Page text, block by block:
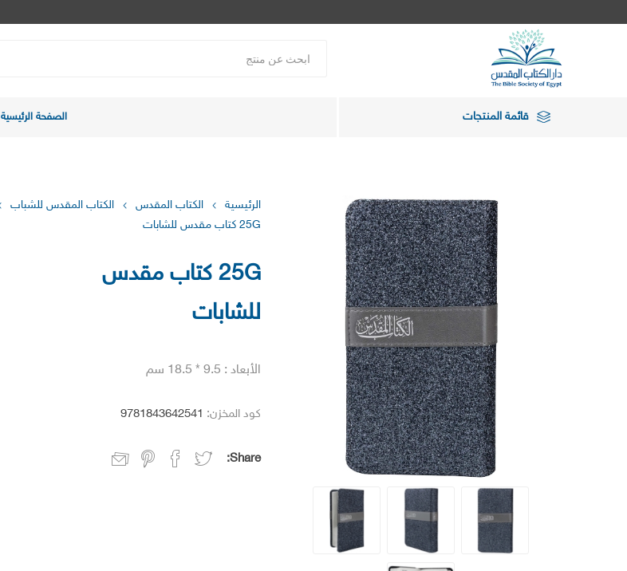
قائمة المنتجات الصفحة الرئيسية
الرئيسية الكتاب المقدس
الكتاب المقدس للشباب
25G كتاب مقدس للشابات
25G كتاب مقدس
للشابات
الأبعاد : 9.5 * 18.5 سم
كود المخزن: 9781843642541
Share: